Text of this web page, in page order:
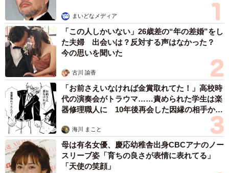
テージにたどり着くも、このステージだけで8時間が経過。
見かねた番組スタッフから最終ステージのパスワードを受
け取り、最後のボス撃破を目指すことになります。
ボス前のステージで苦戦しつつも、なんとか最後のボスに
たどり着きます。そこから1回倒しても復活する最後のボス
を見事撃破。しかし、そこからさらに復活したボスの前に
「もう勝てないっすわ」と、課長はギブアップするのでし
た。ギブアップする課長を見ると残念に思ってしまう筆者
ですが、さすがにこの時ばかりは、あまりにも理不尽なボ
スの復活に思わず同情した記憶があります。
まいどなメディア
「この人しかいない」26歳差の“年の差婚”をし
た夫婦 出会いは？反対する声はなかった？
今の思いを聞いた
古川 諭香
「お前さえいなければ金賞取れてた！」高校時
代の演奏会がトラウマ……責められた学生は楽
器修理職人に 10年後再会した因縁の相手から
海川 まこと
母は有名女優、慶応幼稚舎出身CBCアナのノー
スリーブ姿「育ちの良さが表情に表れてる」
「天使の笑顔」